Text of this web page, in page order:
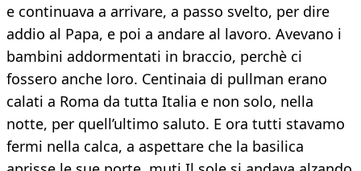
e continuava a arrivare, a passo svelto, per dire
addio al Papa, e poi a andare al lavoro. Avevano i
bambini addormentati in braccio, perchè ci
fossero anche loro. Centinaia di pullman erano
calati a Roma da tutta Italia e non solo, nella
notte, per quell’ultimo saluto. E ora tutti stavamo
fermi nella calca, a aspettare che la basilica